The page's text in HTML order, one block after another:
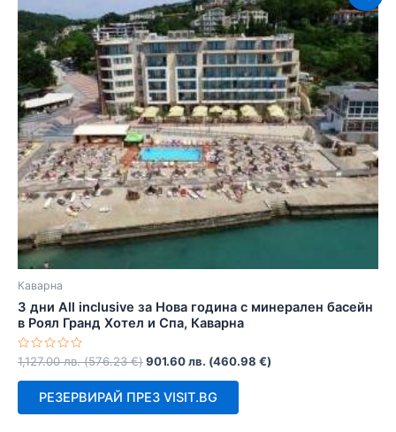
Каварна
3 дни All inclusive за Нова година с минерален басейн
в Роял Гранд Хотел и Спа, Каварна
Оценено
с
0
1,127.00лв. (576.23€)901.60лв. (460.98 €)
РЕЗЕРВИРАЙ ПРЕЗ VISIT.BG